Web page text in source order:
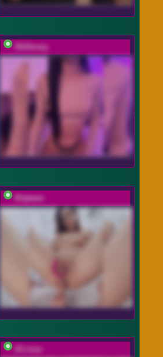
OhHoney
Kityteen
lili-roze